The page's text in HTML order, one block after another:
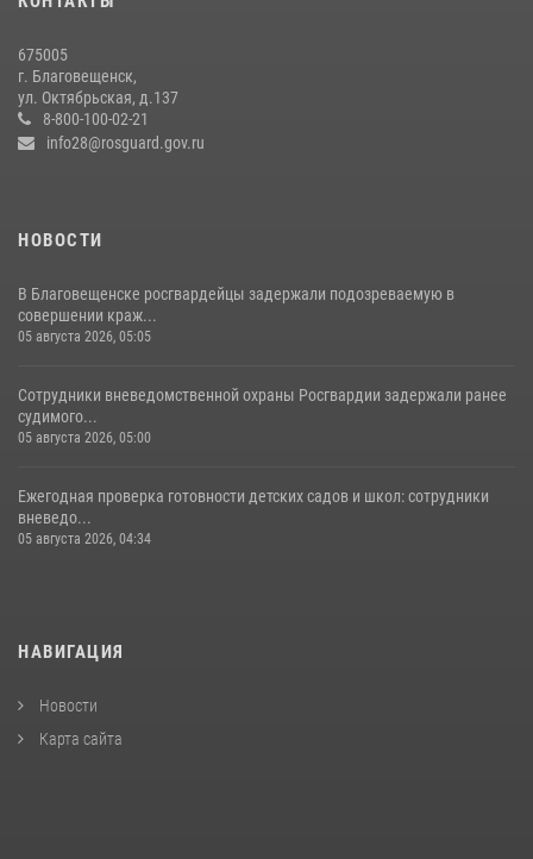
охраны
23 июля 2026, 07:49
675005
г. Благовещенск,
ул. Октябрьская, д.137
8-800-100-02-21
info28@rosguard.gov.ru
НОВОСТИ
В Благовещенске росгвардейцы задержали подозреваемую в
совершении краж...
05 августа 2026, 05:05
Сотрудники вневедомственной охраны Росгвардии задержали ранее
судимого...
05 августа 2026, 05:00
Ежегодная проверка готовности детских садов и школ: сотрудники
вневедо...
05 августа 2026, 04:34
НАВИГАЦИЯ
Новости
Карта сайта